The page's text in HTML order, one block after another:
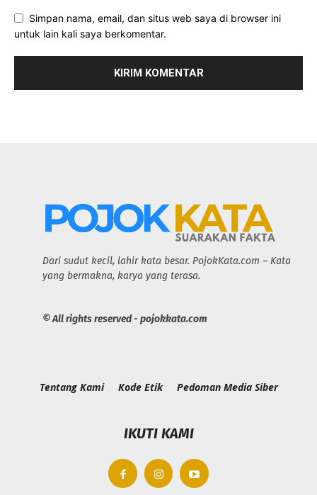
Simpan nama, email, dan situs web saya di browser ini
untuk lain kali saya berkomentar.
Dari sudut kecil, lahir kata besar. PojokKata.com – Kata
yang bermakna, karya yang terasa.
© All rights reserved - pojokkata.com
Tentang Kami Kode Etik Pedoman Media Siber
IKUTI KAMI